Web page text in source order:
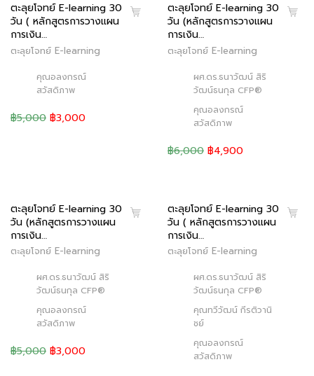
ตะลุยโจทย์ E-learning 30
วัน ( หลักสูตรการวางแผน
การเงิน…
ตะลุยโจทย์ E-learning
คุณอลงกรณ์
สวัสดิภาพ
฿5,000 ฿3,000
ตะลุยโจทย์ E-learning 30
วัน (หลักสูตรการวางแผน
การเงิน…
ตะลุยโจทย์ E-learning
ผศ.ดร.ธนาวัฒน์ สิริ
วัฒน์ธนกุล CFP®
คุณอลงกรณ์
สวัสดิภาพ
฿6,000 ฿4,900
ตะลุยโจทย์ E-learning 30
วัน (หลักสูตรการวางแผน
การเงิน…
ตะลุยโจทย์ E-learning
ผศ.ดร.ธนาวัฒน์ สิริ
วัฒน์ธนกุล CFP®
คุณอลงกรณ์
สวัสดิภาพ
฿5,000 ฿3,000
ตะลุยโจทย์ E-learning 30
วัน ( หลักสูตรการวางแผน
การเงิน…
ตะลุยโจทย์ E-learning
ผศ.ดร.ธนาวัฒน์ สิริ
วัฒน์ธนกุล CFP®
คุณทวีวัฒน์ กีรติวานิ
ชย์
คุณอลงกรณ์
สวัสดิภาพ